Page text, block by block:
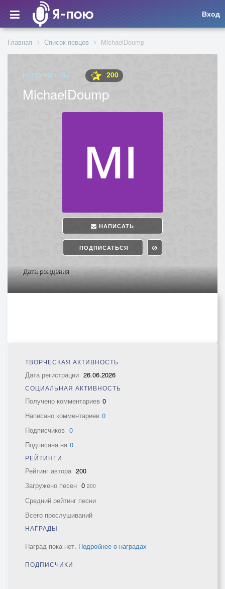
Вход
Главная Список певцов MichaelDoump
ИСПОЛНИТЕЛЬ 200
MichaelDoump
НАПИСАТЬ
ПОДПИСАТЬСЯ
Дата рождения
ТВОРЧЕСКАЯ АКТИВНОСТЬ
Дата регистрации 26.06.2026
СОЦИАЛЬНАЯ АКТИВНОСТЬ
Получено комментариев 0
Написано комментариев 0
Подписчиков 0
Подписана на 0
РЕЙТИНГИ
Рейтинг автора 200
Загружено песен 0 200
Средний рейтинг песни
Всего прослушиваний
НАГРАДЫ
Наград пока нет. Подробнее о наградах
ПОДПИСЧИКИ